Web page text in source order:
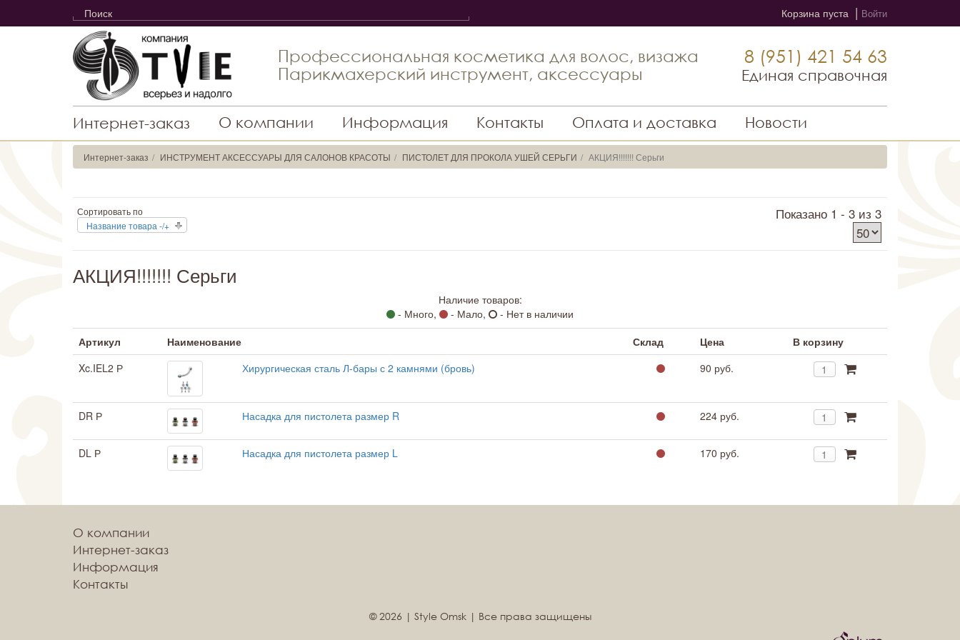
Корзина пуста | Войти
Профессиональная косметика для волос, визажа
Парикмахерский инструмент, аксессуары
8 (951) 421 54 63
Единая справочная
Интернет-заказ О компании Информация Контакты Оплата и доставка Новости
Интернет-заказ ИНСТРУМЕНТ АКСЕССУАРЫ ДЛЯ САЛОНОВ КРАСОТЫ ПИСТОЛЕТ ДЛЯ ПРОКОЛА УШЕЙ СЕРЬГИ АКЦИЯ!!!!!!! Серьги
Сортировать по
Название товара -/+
Показано 1 - 3 из 3
АКЦИЯ!!!!!!! Серьги
Наличие товаров:
- Много,
- Мало,
- Нет в наличии
Артикул
Наименование Склад Цена
В корзину
Xc.IEL2 Р
Хирургическая сталь Л-бары с 2 камнями (бровь) 90 руб.
DR Р Насадка для пистолета размер R 224 руб.
DL Р Насадка для пистолета размер L 170 руб.
О компании
Интернет-заказ
Информация
Контакты
© 2026 | Style Omsk | Все права защищены